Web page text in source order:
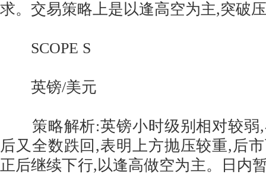
求。交易策略上是以逢高空为主,突破
SCOPE S
英镑/美元
策略解析:英镑小时级别相对较弱,
后又全数跌回,表明上方抛压较重,后
正后继续下行,以逢高做空为主。日内